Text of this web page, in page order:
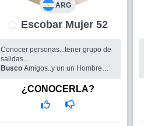
ARG
Escobar Mujer 52
Conocer personas...tener grupo de
salidas...
Busco Amigos..y un un Hombre
¿CONOCERLA?